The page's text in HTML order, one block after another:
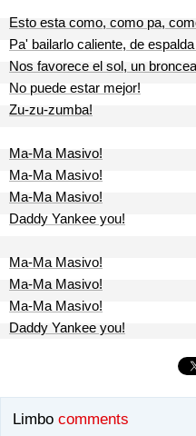
Esto esta como, como pa,
Pa' bailarlo caliente, de
Nos favorece el sol, un
No puede estar mejor!
Zu-zu-zumba!
Ma-Ma Masivo!
Ma-Ma Masivo!
Ma-Ma Masivo!
Daddy Yankee you!
Ma-Ma Masivo!
Ma-Ma Masivo!
Ma-Ma Masivo!
Daddy Yankee you!
Limbo comments